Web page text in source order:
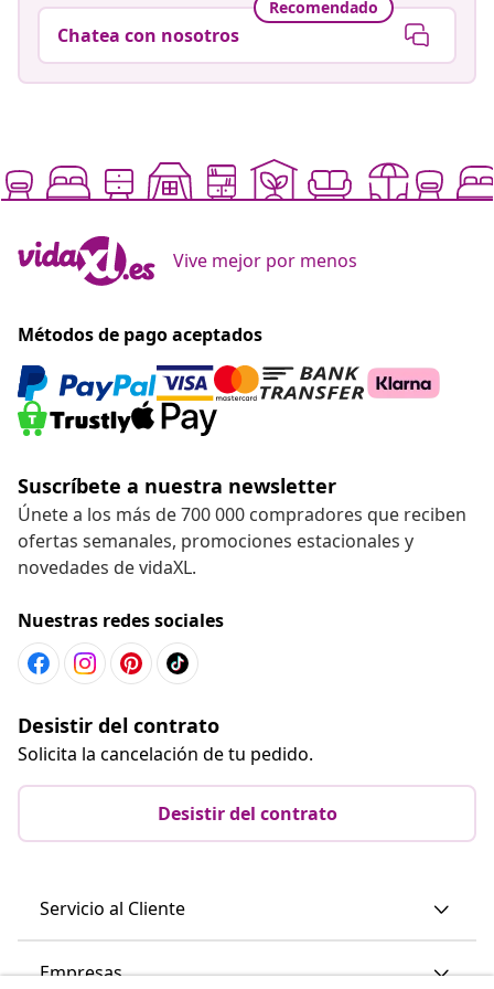
Recomendado
Chatea con nosotros
Vive mejor por menos
Métodos de pago aceptados
Suscríbete a nuestra newsletter
Únete a los más de 700 000 compradores que reciben
ofertas semanales, promociones estacionales y
novedades de vidaXL.
Nuestras redes sociales
Desistir del contrato
Solicita la cancelación de tu pedido.
Desistir del contrato
Servicio al Cliente
Empresas